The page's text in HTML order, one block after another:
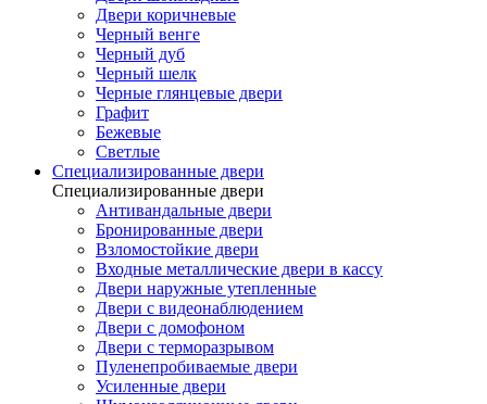
Двери коричневые
Черный венге
Черный дуб
Черный шелк
Черные глянцевые двери
Графит
Бежевые
Светлые
Специализированные двери
Специализированные двери
Антивандальные двери
Бронированные двери
Взломостойкие двери
Входные металлические двери в кассу
Двери наружные утепленные
Двери с видеонаблюдением
Двери с домофоном
Двери с терморазрывом
Пуленепробиваемые двери
Усиленные двери